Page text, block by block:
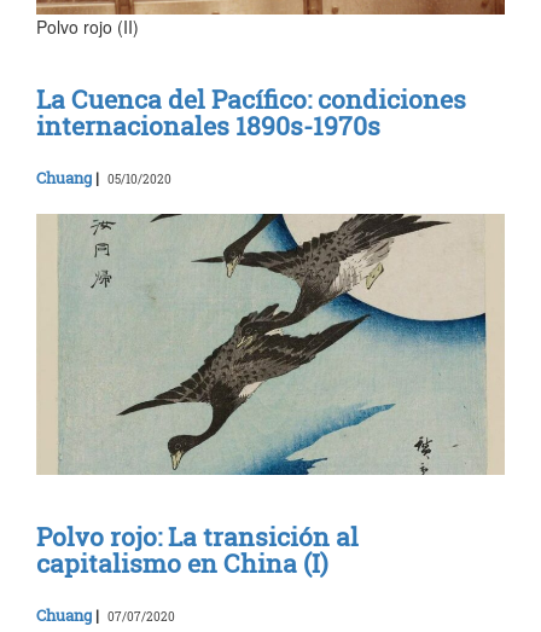
Polvo rojo (II)
La Cuenca del Pacífico: condiciones
internacionales 1890s-1970s
Chuang | 05/10/2020
Polvo rojo: La transición al
capitalismo en China (I)
Chuang | 07/07/2020